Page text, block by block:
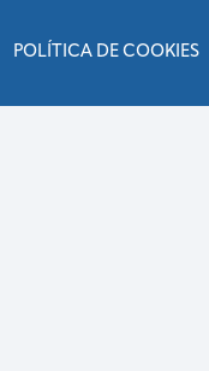
POLÍTICA DE COOKIES